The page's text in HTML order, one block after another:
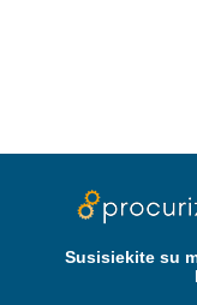
Susisiekite su